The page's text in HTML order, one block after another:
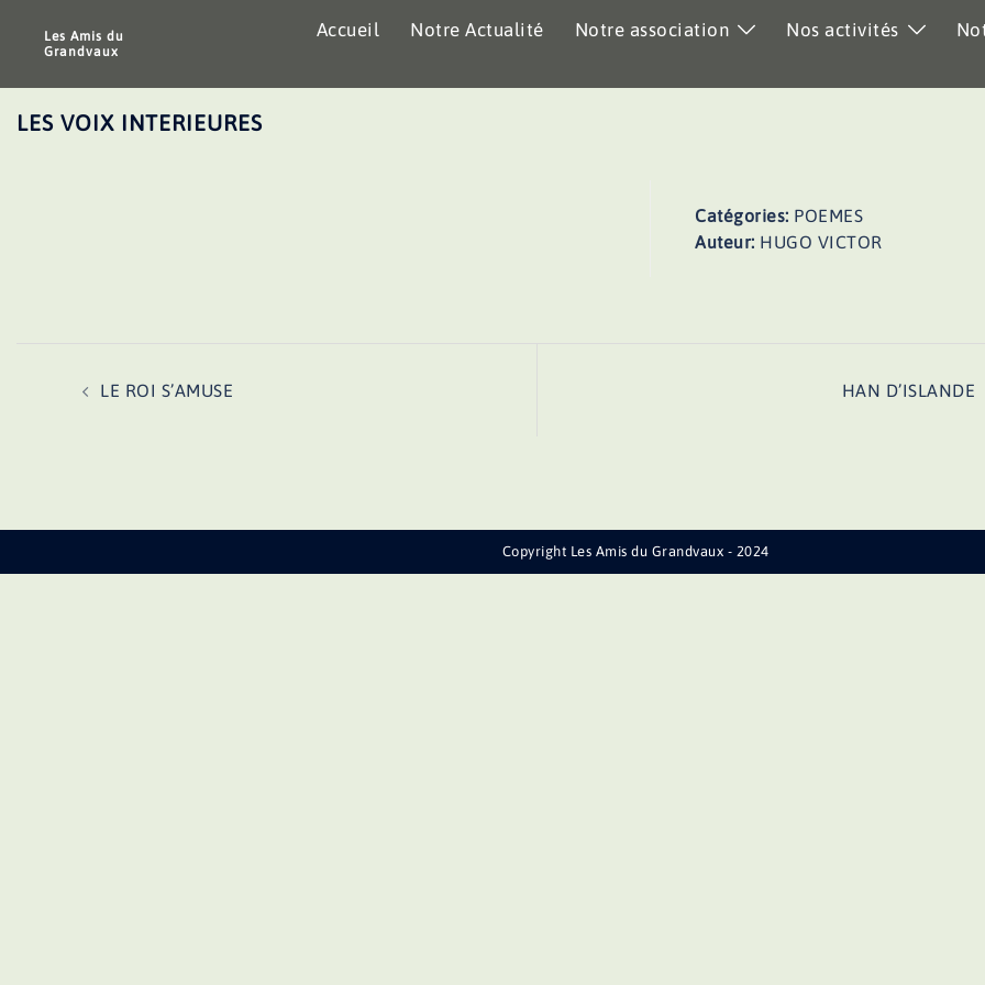
Les Amis du
Grandvaux
Accueil Notre Actualité Notre association Nos activités
LES VOIX INTERIEURES
Catégories: POEMES
Auteur: HUGO VICTOR
LE ROI S’AMUSE HAN D’ISLANDE
Copyright Les Amis du Grandvaux - 2024